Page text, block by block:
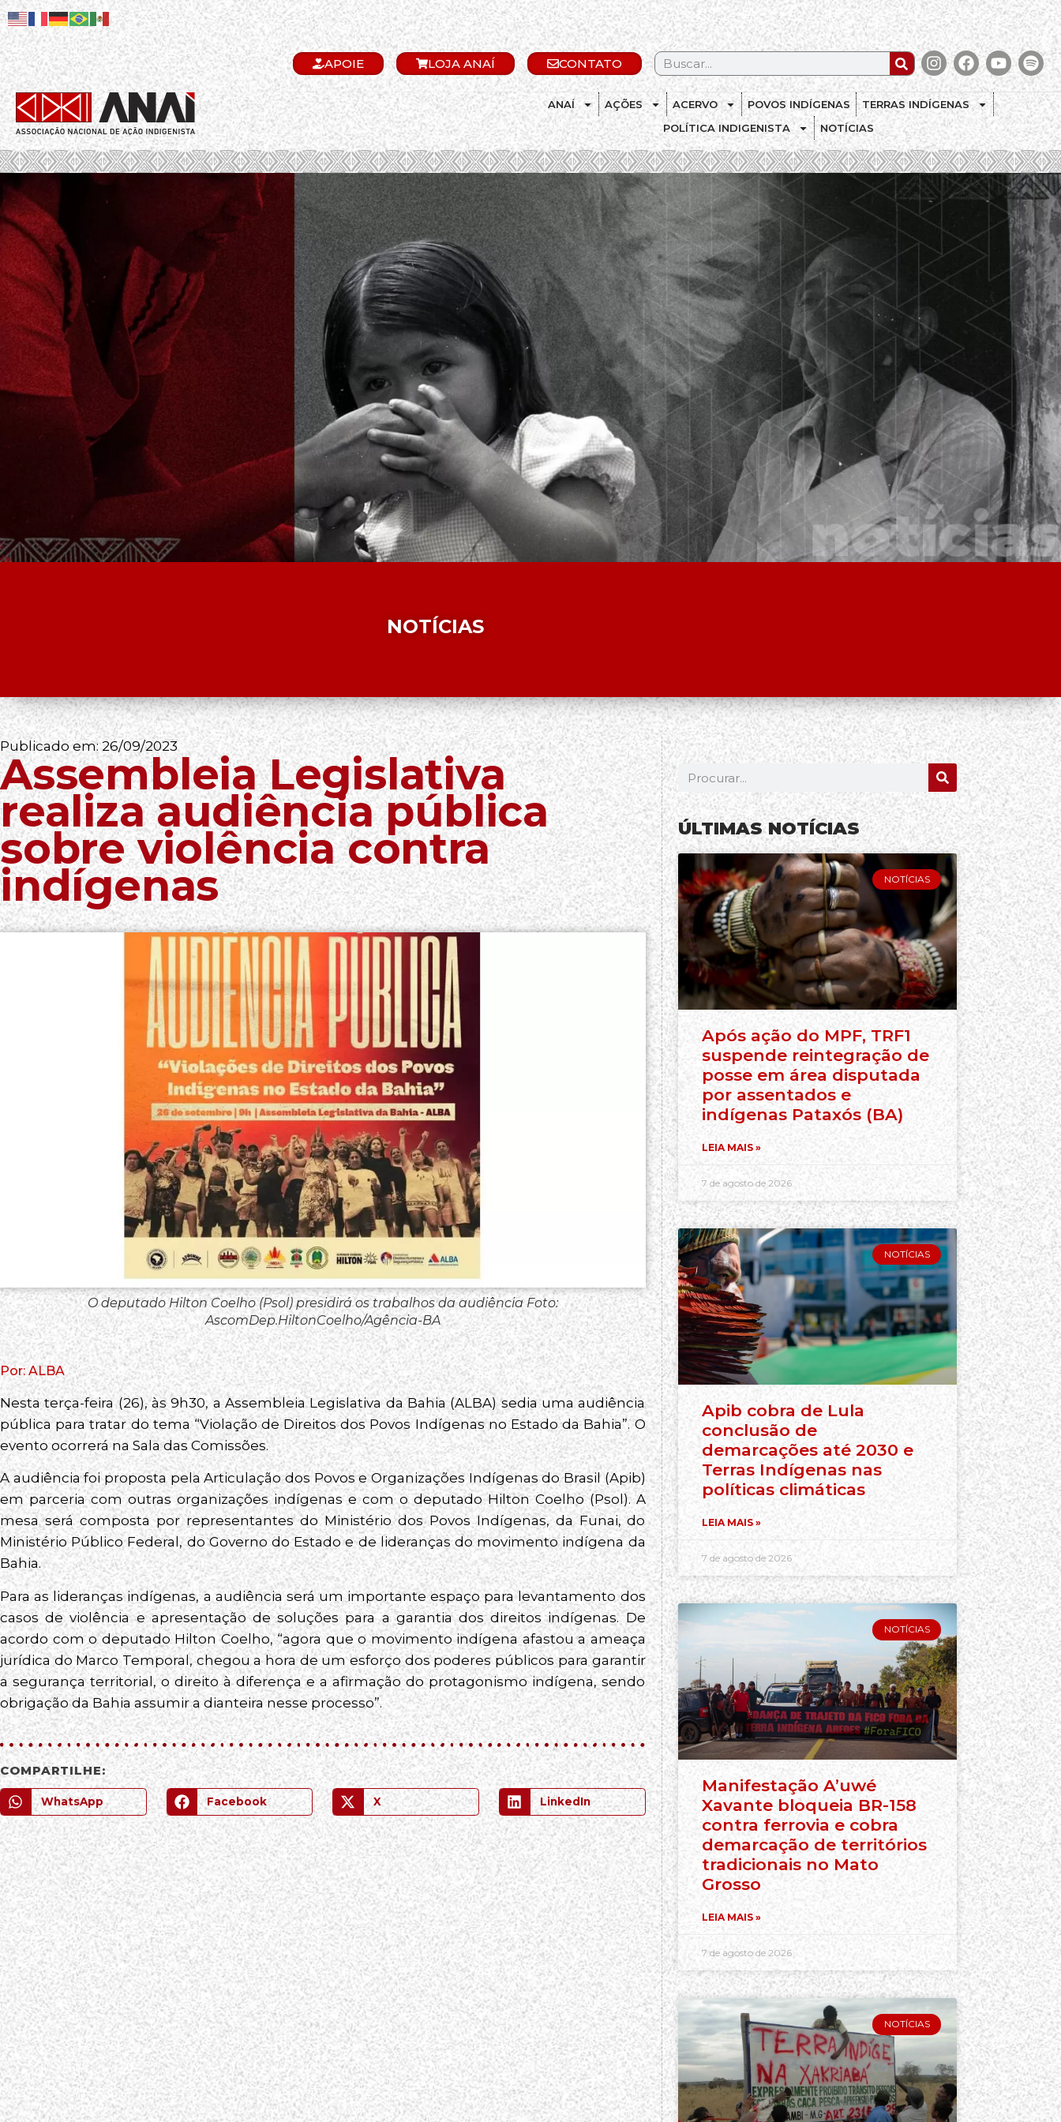
APOIE LOJA ANAÍ CONTATO
ANAÍ AÇÕES ACERVO POVOS INDÍGENAS
TERRAS INDÍGENAS
POLÍTICA INDIGENISTA
NOTÍCIAS
.
NOTÍCIAS
Publicado em:26/09/2023
Assembleia Legislativa
realiza audiência pública
sobre violência contra
indígenas
O deputado Hilton Coelho (Psol) presidirá os trabalhos da audiência Foto:
AscomDep.HiltonCoelho/Agência-BA
Por: ALBA
Nesta terça-feira (26), às 9h30, a Assembleia Legislativa da Bahia (ALBA) sedia uma audiência
pública para tratar do tema “Violação de Direitos dos Povos Indígenas no Estado da Bahia”. O
evento ocorrerá na Sala das Comissões.
A audiência foi proposta pela Articulação dos Povos e Organizações Indígenas do Brasil (Apib)
em parceria com outras organizações indígenas e com o deputado Hilton Coelho (Psol). A
mesa será composta por representantes do Ministério dos Povos Indígenas, da Funai, do
Ministério Público Federal, do Governo do Estado e de lideranças do movimento indígena da
Bahia.
Para as lideranças indígenas, a audiência será um importante espaço para levantamento dos
casos de violência e apresentação de soluções para a garantia dos direitos indígenas. De
acordo com o deputado Hilton Coelho, “agora que o movimento indígena afastou a ameaça
jurídica do Marco Temporal, chegou a hora de um esforço dos poderes públicos para garantir
a segurança territorial, o direito à diferença e a afirmação do protagonismo indígena, sendo
obrigação da Bahia assumir a dianteira nesse processo”.
COMPARTILHE:
WhatsApp Facebook X LinkedIn
ÚLTIMAS NOTÍCIAS
NOTÍCIAS
Após ação do MPF, TRF1
suspende reintegração de
posse em área disputada
por assentados e
indígenas Pataxós (BA)
LEIA MAIS »
7 de agosto de 2026
NOTÍCIAS
Apib cobra de Lula
conclusão de
demarcações até 2030 e
Terras Indígenas nas
políticas climáticas
LEIA MAIS »
7 de agosto de 2026
NOTÍCIAS
Manifestação A’uwé
Xavante bloqueia BR-158
contra ferrovia e cobra
demarcação de territórios
tradicionais no Mato
Grosso
LEIA MAIS »
7 de agosto de 2026
NOTÍCIAS